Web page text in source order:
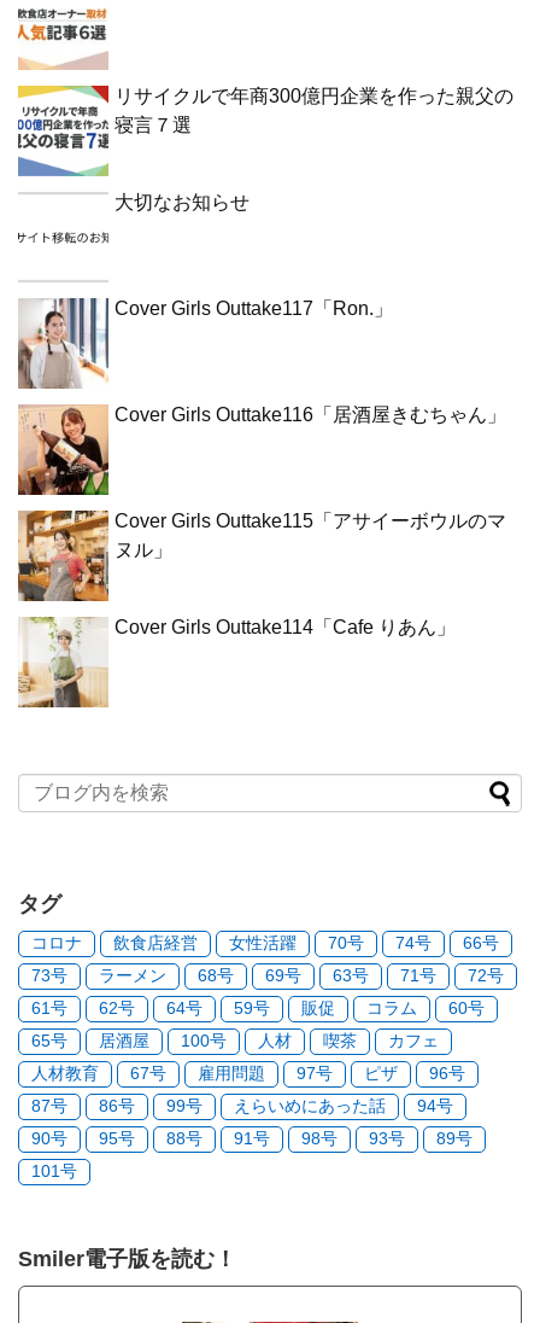
リサイクルで年商300億円企業を作った親父の
寝言７選
大切なお知らせ
Cover Girls Outtake117「Ron.」
Cover Girls Outtake116「居酒屋きむちゃん」
Cover Girls Outtake115「アサイーボウルのマ
ヌル」
Cover Girls Outtake114「Cafe りあん」
タグ
コロナ 飲食店経営 女性活躍 70号 74号
66号
73号
ラーメン 68号 69号 63号 71号
72号
61号
62号 64号 59号 販促 コラム
60号
65号
居酒屋 100号 人材 喫茶
カフェ
人材教育
67号 雇用問題 97号 ピザ
96号
87号
86号 99号 えらいめにあった話
94号
90号
95号 88号 91号 98号 93号
89号
101号
Smiler電子版を読む！